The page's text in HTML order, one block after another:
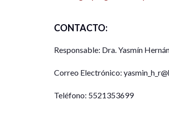
CONTACTO:
Responsable: Dra. Yasmín
Correo Electrónico:
Teléfono: 5521353699